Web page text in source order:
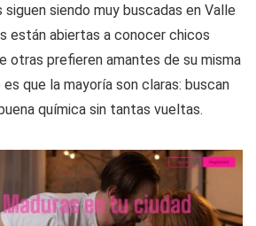
siguen siendo muy buscadas en Valle
están abiertas a conocer chicos
otras prefieren amantes de su misma
que la mayoría son claras: buscan
química sin tantas vueltas.